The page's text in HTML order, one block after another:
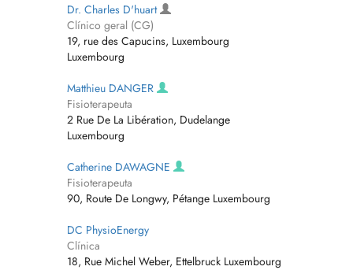
Dr. Charles D'huart
Clínico geral (CG)
19, rue des Capucins, Luxembourg
Luxembourg
Matthieu DANGER
Fisioterapeuta
2 Rue De La Libération, Dudelange
Luxembourg
Catherine DAWAGNE
Fisioterapeuta
90, Route De Longwy, Pétange Luxembourg
DC PhysioEnergy
Clínica
18, Rue Michel Weber, Ettelbruck Luxembourg